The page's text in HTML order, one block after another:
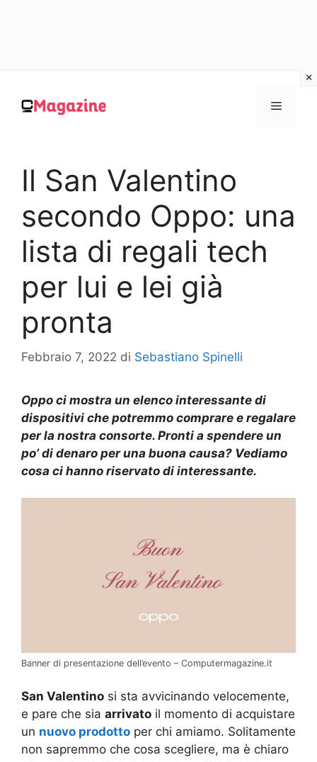
contenuto
MENU
Il San Valentino
secondo Oppo: una
lista di regali tech
per lui e lei già
pronta
Febbraio 7, 2022 di Sebastiano Spinelli
Oppo ci mostra un elenco interessante di
dispositivi che potremmo comprare e regalare
per la nostra consorte. Pronti a spendere un
po’ di denaro per una buona causa? Vediamo
cosa ci hanno riservato di interessante.
Banner di presentazione dell’evento – Computermagazine.it
San Valentino si sta avvicinando velocemente,
e pare che sia arrivato il momento di acquistare
un nuovo prodotto per chi amiamo. Solitamente
non sapremmo che cosa scegliere, ma è chiaro